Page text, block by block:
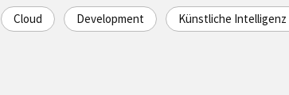
Cloud Development Künstliche Intelligenz